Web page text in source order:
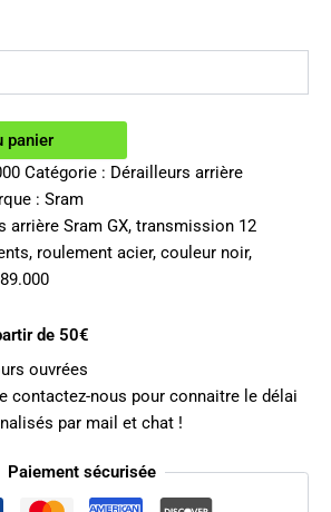
panier
Catégorie : Dérailleurs arrière
: Sram
arrière Sram GX, transmission 12
roulement acier, couleur noir,
de 50€
ouvrées
contactez-nous pour connaitre le délai
par mail et chat !
Paiement sécurisée